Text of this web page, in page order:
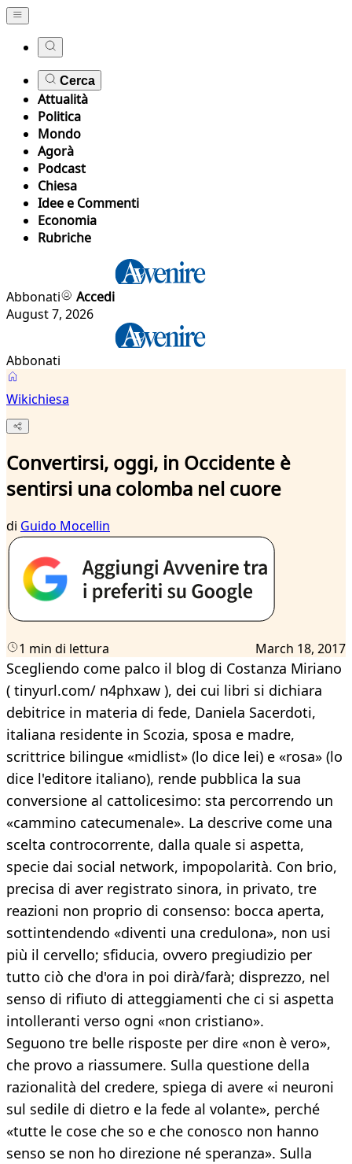
Cerca
Attualità
Politica
Mondo
Agorà
Podcast
Chiesa
Idee e Commenti
Economia
Rubriche
Abbonati
Accedi
August 7, 2026
Abbonati
Wikichiesa
Convertirsi, oggi, in Occidente è
sentirsi una colomba nel cuore
di Guido Mocellin
1 min di lettura March 18, 2017
Scegliendo come palco il blog di Costanza Miriano
( tinyurl.com/ n4phxaw ), dei cui libri si dichiara
debitrice in materia di fede, Daniela Sacerdoti,
italiana residente in Scozia, sposa e madre,
scrittrice bilingue «midlist» (lo dice lei) e «rosa» (lo
dice l'editore italiano), rende pubblica la sua
conversione al cattolicesimo: sta percorrendo un
«cammino catecumenale». La descrive come una
scelta controcorrente, dalla quale si aspetta,
specie dai social network, impopolarità. Con brio,
precisa di aver registrato sinora, in privato, tre
reazioni non proprio di consenso: bocca aperta,
sottintendendo «diventi una credulona», non usi
più il cervello; sfiducia, ovvero pregiudizio per
tutto ciò che d'ora in poi dirà/farà; disprezzo, nel
senso di rifiuto di atteggiamenti che ci si aspetta
intolleranti verso ogni «non cristiano».
Seguono tre belle risposte per dire «non è vero»,
che provo a riassumere. Sulla questione della
razionalità del credere, spiega di avere «i neuroni
sul sedile di dietro e la fede al volante», perché
«tutte le cose che so e che conosco non hanno
senso se non ho direzione né speranza». Sulla